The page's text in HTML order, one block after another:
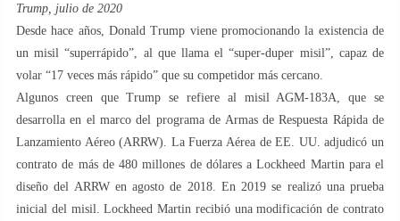
Trump, julio de 2020
Desde hace años, Donald Trump viene promocionando la existencia de
un misil “superrápido”, al que llama el “super-duper misil”, capaz de
volar “17 veces más rápido” que su competidor más cercano.
Algunos creen que Trump se refiere al misil AGM-183A, que se
desarrolla en el marco del programa de Armas de Respuesta Rápida de
Lanzamiento Aéreo (ARRW). La Fuerza Aérea de EE. UU. adjudicó un
contrato de más de 480 millones de dólares a Lockheed Martin para el
diseño del ARRW en agosto de 2018. En 2019 se realizó una prueba
inicial del misil. Lockheed Martin recibió una modificación de contrato